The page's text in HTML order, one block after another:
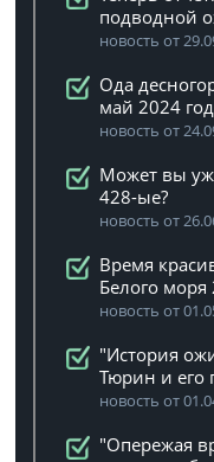
подводной
новость от
Ода
май 2024
новость от
Может вы
428-ые?
новость от
Время
Белого моря
новость от
"История
Тюрин и его
новость от
"Опережая